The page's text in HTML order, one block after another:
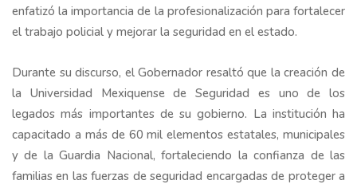
enfatizó la importancia de la profesionalización para fortalecer
el trabajo policial y mejorar la seguridad en el estado.
Durante su discurso, el Gobernador resaltó que la creación de
la Universidad Mexiquense de Seguridad es uno de los
legados más importantes de su gobierno. La institución ha
capacitado a más de 60 mil elementos estatales, municipales
y de la Guardia Nacional, fortaleciendo la confianza de las
familias en las fuerzas de seguridad encargadas de proteger a